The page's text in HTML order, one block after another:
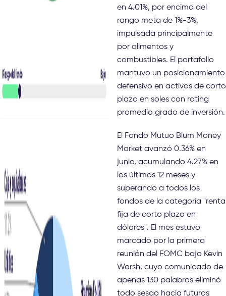
en 4.01%, por encima del
rango meta de 1%-3%,
impulsada principalmente
por alimentos y
combustibles. El portafolio
mantuvo un posicionamiento
defensivo en activos de corto
plazo en soles con rating
promedio grado de inversión.
El Fondo Mutuo Blum Money
Market avanzó 0.36% en
junio, acumulando 4.27% en
los últimos 12 meses y
superando a todos los
fondos de la categoría "renta
fija de corto plazo en
dólares". El mes estuvo
marcado por la primera
reunión del FOMC bajo Kevin
Warsh, cuyo comunicado de
apenas 130 palabras eliminó
todo sesgo hacia futuros